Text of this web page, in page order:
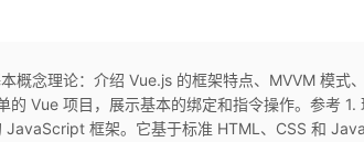
概念理论：介绍 Vue.js 的框架特点、MVVM 模式
的 Vue 项目，展示基本的绑定和指令操作。参考 1.
JavaScript 框架。它基于标准 HTML、CSS 和